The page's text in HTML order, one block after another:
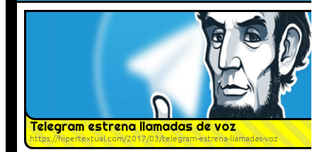
Telegram estrena llamadas de voz
https://hipertextual.com/2017/03/telegram-estrena-llamadas-voz